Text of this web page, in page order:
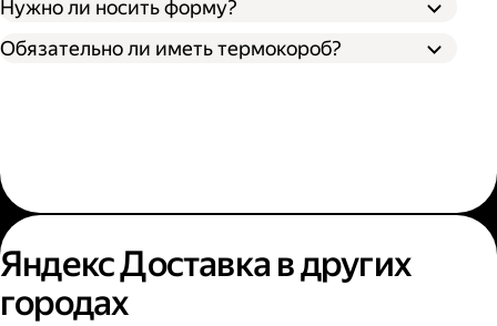
Нужно ли носить форму?
Обязательно ли иметь термокороб?
Яндекс Доставка в других
городах